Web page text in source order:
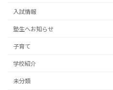
入試情報
塾生へお知らせ
子育て
学校紹介
未分類